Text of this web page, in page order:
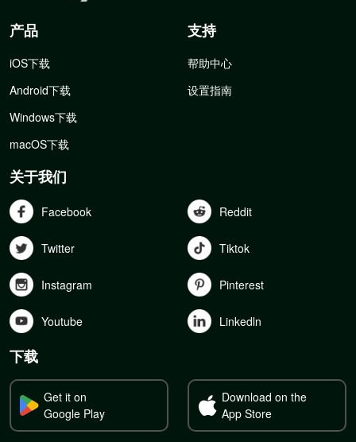
产品
iOS下载
Android下载
Windows下载
macOS下载
支持
帮助中心
设置指南
关于我们
Facebook Reddit
Twitter Tiktok
Instagram Pinterest
Youtube Linkedln
下载
Get it on
Google Play
Download on the
App Store